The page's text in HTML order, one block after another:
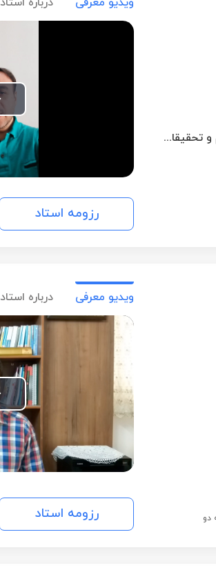
دکترا مهندسی عمران از دانشگاه آزاد اسلامی واحد علوم و تحقیقات تهران
رزومه استاد
دو
ویدیو معرفی درباره استاد
رزومه استاد